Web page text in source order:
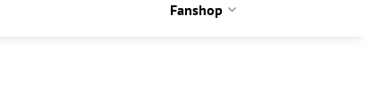
Fanshop